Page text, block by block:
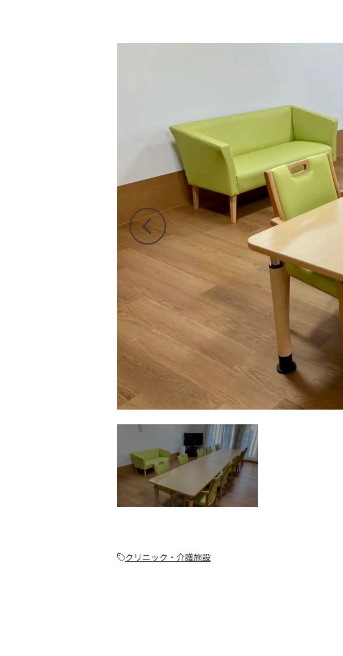
クリニック・介護施設